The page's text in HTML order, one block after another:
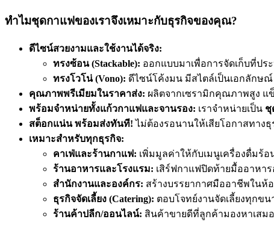
ทำไมชุดกาแฟของเราจึงเหมาะกับธุรกิจของคุณ?
ดีไซน์สวยงามและใช้งานได้จริง:
ทรงซ้อน (Stackable): ออกแบบมาเพื่อการจัดเก็บที่ปร
ทรงโวโน่ (Vono): ดีไซน์โค้งมน มีสไตล์เป็นเอกลักษ
คุณภาพพรีเมียมในราคาส่ง: ผลิตจากเซรามิกคุณภาพสูง แ
พร้อมจำหน่ายทั้งแก้วกาแฟและจานรอง: เราจำหน่ายเป็น ชุ
สต็อกแน่น พร้อมส่งทันที! ไม่ต้องรอนานให้เสียโอกาสทาง
เหมาะสำหรับทุกธุรกิจ:
คาเฟ่และร้านกาแฟ: เพิ่มมูลค่าให้กับเมนูเครื่องดื่มร้อ
ร้านอาหารและโรงแรม: เสิร์ฟกาแฟปิดท้ายมื้ออาหาร
สำนักงานและองค์กร: สร้างบรรยากาศมืออาชีพในห้
ธุรกิจจัดเลี้ยง (Catering): ตอบโจทย์งานจัดเลี้ยงทุกข
ร้านค้าปลีก/ออนไลน์: สินค้าขายดีที่ลูกค้ามองหาเสมอ